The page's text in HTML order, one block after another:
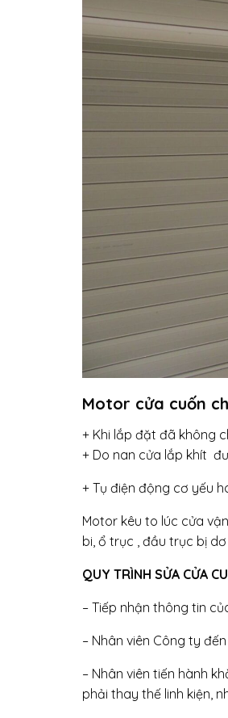
Motor cửa cuốn
+ Khi lắp đặt đã không
+ Do nan cửa lắp khít
+ Tụ điện động cơ yếu
Motor kêu to lúc cửa
bi, ổ trục , đầu trục bị dơ
QUY TRÌNH SỬA CỬA
– Tiếp nhận thông tin
– Nhân viên Công ty
– Nhân viên tiến hành
phải thay thế linh kiện,